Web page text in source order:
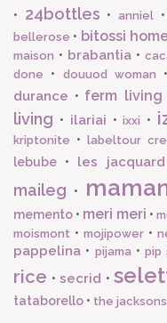
• 24bottles • anniel
bellerose • bitossi
maison • brabantia•
done • douuod woman
durance • ferm living
living • ilariai •ixxi •
kriptonite •labeltour
lebube • les
maileg •
memento • meri meri •
moismont • mojipower•
pappelina • pijama • pip
rice •secrid •
tataborello • the jacksons